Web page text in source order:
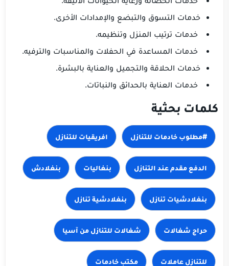
خدمات التسوق والتبضع والإمدادات الأخرى.
خدمات ترتيب المنزل وتنظيمه.
خدمات المساعدة في الحفلات والمناسبات والترفيه.
خدمات الحلاقة والتجميل والعناية بالبشرة.
خدمات العناية بالحدائق والنباتات.
كلمات بحثية
#مطلوب خادمات للتنازل افريقيات للتنازل
الدفع مقدم عند التنازل بنغاليات بنغلادش
بنغلادشيات تنازل بنغلادشية تنازل
حراج شغالات شغالات للتنازل من آسيا
للتنازل عاملات مكتب خادمات